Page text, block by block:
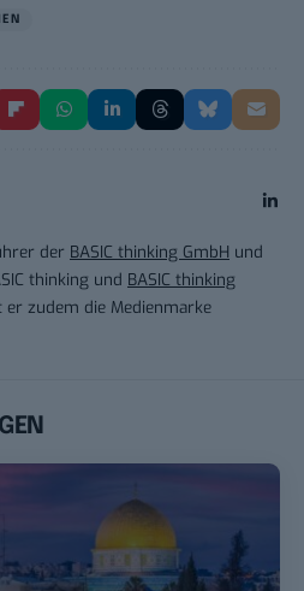
der BASIC thinking GmbH und
thinking und BASIC thinking
er zudem die Medienmarke